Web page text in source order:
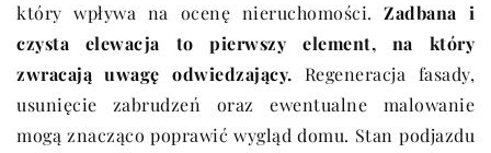
który wpływa na ocenę nieruchomości.Zadbana i
czysta elewacja to pierwszy element, na który
zwracają uwagę odwiedzający. Regeneracja fasady,
usunięcie zabrudzeń oraz ewentualne malowanie
mogą znacząco poprawić wygląd domu. Stan podjazdu